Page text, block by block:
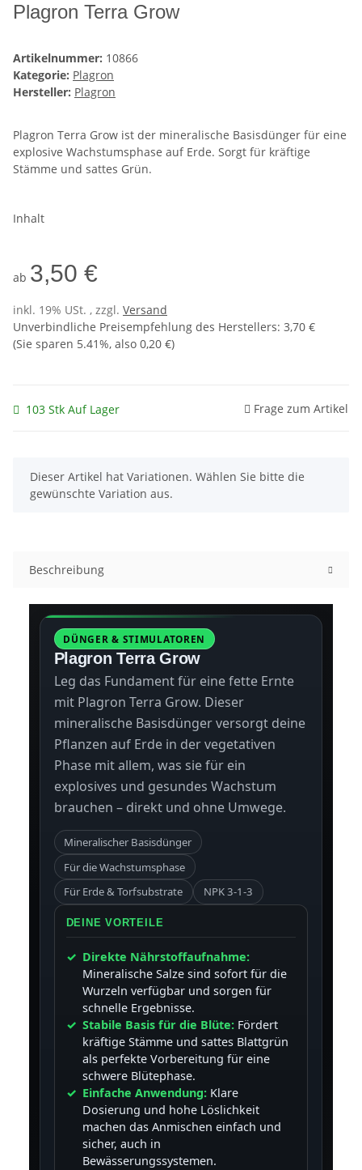
Plagron Terra Grow
Artikelnummer: 10866
Kategorie: Plagron
Hersteller: Plagron
Plagron Terra Grow ist der mineralische Basisdünger für eine
explosive Wachstumsphase auf Erde. Sorgt für kräftige
Stämme und sattes Grün.
Inhalt
ab 3,50 €
inkl. 19% USt. , zzgl. Versand
Unverbindliche Preisempfehlung des Herstellers: 3,70 €
(Sie sparen 5.41%, also 0,20 €)
103 Stk Auf Lager Frage zum Artikel
x
Dieser Artikel hat Variationen. Wählen Sie bitte die
gewünschte Variation aus.
Beschreibung
DÜNGER & STIMULATOREN
Plagron Terra Grow
Leg das Fundament für eine fette Ernte
mit Plagron Terra Grow. Dieser
mineralische Basisdünger versorgt deine
Pflanzen auf Erde in der vegetativen
Phase mit allem, was sie für ein
explosives und gesundes Wachstum
brauchen – direkt und ohne Umwege.
Mineralischer Basisdünger
Für die Wachstumsphase
Für Erde & Torfsubstrate
NPK 3-1-3
DEINE VORTEILE
Direkte Nährstoffaufnahme:
Mineralische Salze sind sofort für die
Wurzeln verfügbar und sorgen für
schnelle Ergebnisse.
Stabile Basis für die Blüte:Fördert
kräftige Stämme und sattes Blattgrün
als perfekte Vorbereitung für eine
schwere Blütephase.
Einfache Anwendung:Klare
Dosierung und hohe Löslichkeit
machen das Anmischen einfach und
sicher, auch in
Bewässerungssystemen.